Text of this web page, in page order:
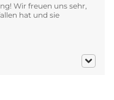
Wir freuen uns sehr,
hat und sie